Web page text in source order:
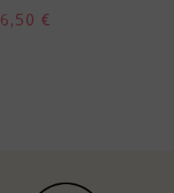
6,50 €